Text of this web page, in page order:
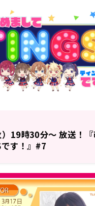
19時30分～ 放送！『
す！』#7